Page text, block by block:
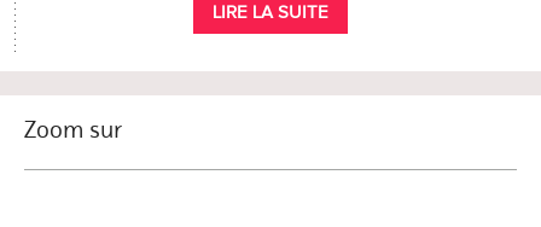
LIRE LA SUITE
Zoom sur